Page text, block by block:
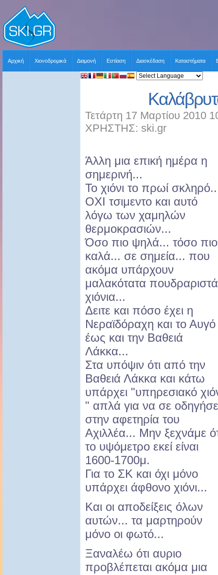
Αρχική Χιονοδρομικά Διαμονή Εστίαση Διασκέδαση Καταστήματα
Τετάρτη 17 Μαρτίου 2010
ΧΡΗΣΤΗΣ: ski.gr
Άλλη μια επική ημέρα η
σημερινή...
Το χιόνι το πρωί
ΟΧΙ τσιμεντο και αυτό
λόγω των χαμηλών
θερμοκρασιών...
Όσο πιο ψηλά... τόσο πιο
καλά... σε σημεία... που
ακόμα υπάρχουν
μαλακότατα πουδραριστά
χιόνια...
Δειτε και πόσο έχει η
Νεραϊδόραχη και το Αυγό
έως και την Βαθειά
Λάκκα...
Στα υπόψιν ότι από την
Βαθειά Λάκκα και κάτω
υπάρχει "υπηρεσιακό
" απλά για να σε
στην αφετηρία του
Αχιλλέα... Μην ξεχνάμε
το υψόμετρο εκεί είναι
1600-1700μ.
Για το ΣΚ και όχι μόνο
υπάρχει άφθονο χιόνι...
Και οι αποδείξεις όλων
αυτών... τα μαρτηρούν
μόνο οι φωτό...
Ξαναλέω ότι αυριο
προβλέπεται ακόμα μια